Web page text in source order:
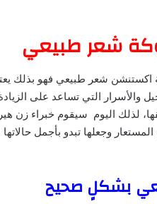
شعر طبيعي
اكستنشن شعر طبيعي فهو بذلك
والأسرار التي تساعد على
لذلك اليوم سيقوم خبراء زن
وجعلها تبدو بأجمل حالاتها
بشكلٍ صحيح